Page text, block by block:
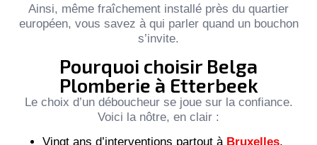
Ainsi, même fraîchement installé près du quartier
européen, vous savez à qui parler quand un bouchon
s’invite.
Pourquoi choisir Belga
Plomberie à Etterbeek
Le choix d’un déboucheur se joue sur la confiance.
Voici la nôtre, en clair :
Vingt ans d’interventions partout à Bruxelles.